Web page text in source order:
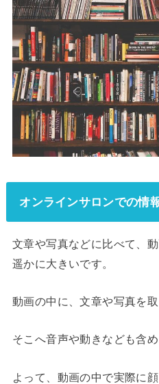
オンラインサロンでの情
文章や写真などに比べて、
遥かに大きいです。
動画の中に、文章や写真を
そこへ音声や動きなども含
よって、動画の中で実際に